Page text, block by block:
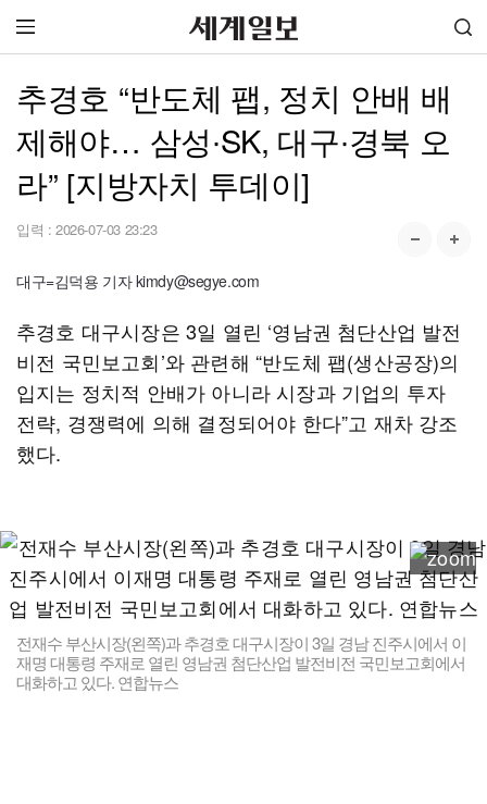
추경호 “반도체 팹, 정치 안배 배
제해야… 삼성∙SK, 대구∙경북 오
라” [지방자치 투데이]
입력 : 2026-07-03 23:23
대구=김덕용 기자 kimdy@segye.com
추경호 대구시장은 3일 열린 ‘영남권 첨단산업 발전
비전 국민보고회’와 관련해 “반도체 팹(생산공장)의
입지는 정치적 안배가 아니라 시장과 기업의 투자
전략, 경쟁력에 의해 결정되어야 한다”고 재차 강조
했다.
전재수 부산시장(왼쪽)과 추경호 대구시장이 3일 경남 진주시에서 이
재명 대통령 주재로 열린 영남권 첨단산업 발전비전 국민보고회에서
대화하고 있다. 연합뉴스